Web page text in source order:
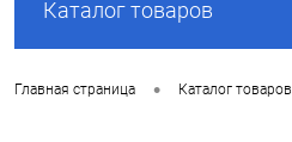
Каталог товаров
Главная страница • Каталог товаров